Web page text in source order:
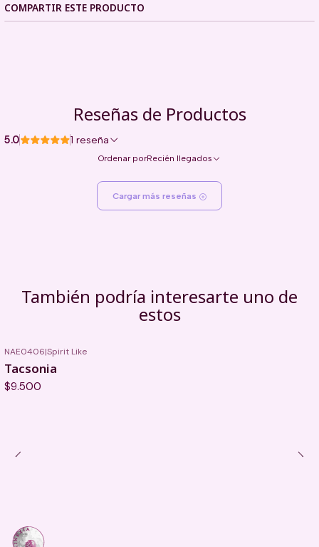
COMPARTIR ESTE PRODUCTO
Reseñas de Productos
5.0 1 reseña
Ordenar porRecién llegados
Cargar más reseñas
También podría interesarte uno de
estos
NAE0406|Spirit Like
Tacsonia
$9.500